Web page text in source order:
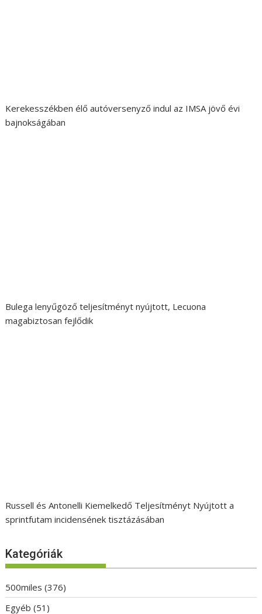
Kerekesszékben élő autóversenyző indul az IMSA jövő évi
bajnokságában
Bulega lenyűgöző teljesítményt nyújtott, Lecuona
magabiztosan fejlődik
Russell és Antonelli Kiemelkedő Teljesítményt Nyújtott a
sprintfutam incidensének tisztázásában
Kategóriák
500miles (376)
Egyéb (51)